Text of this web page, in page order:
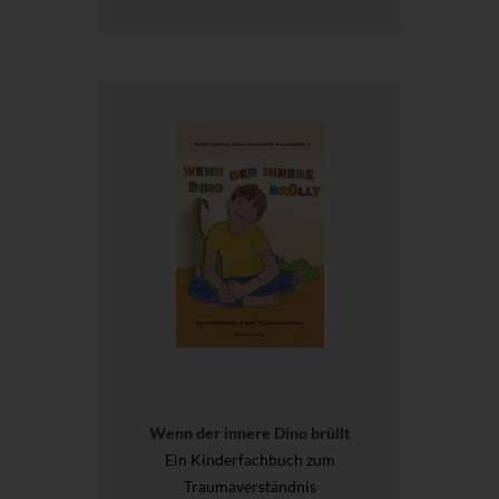
Wenn der innere Dino brüllt
Ein Kinderfachbuch zum
Traumaverständnis